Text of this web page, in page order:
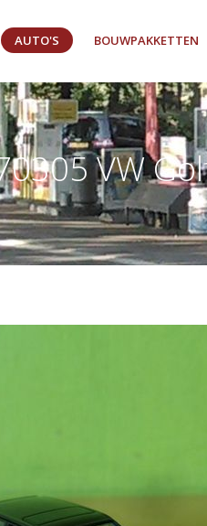
AUTO'S BOUWPAKKETTEN
VW